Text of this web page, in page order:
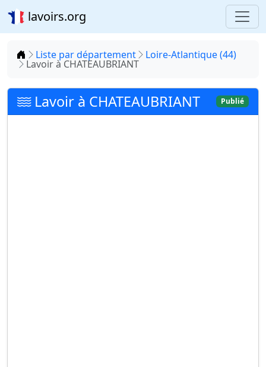
lavoirs.org
Accueil
Liste par département Loire-Atlantique (44)
Lavoir à CHATEAUBRIANT
Lavoir à CHATEAUBRIANT Publié